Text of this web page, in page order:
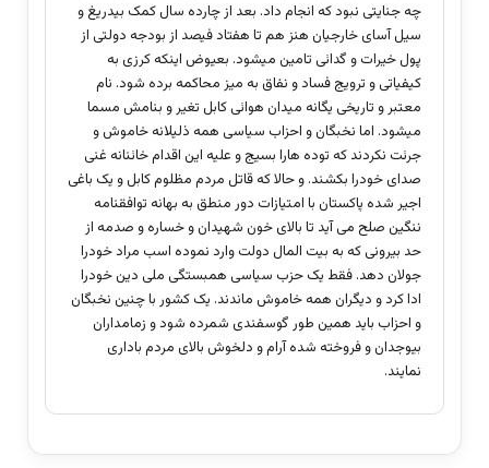
چه جنایتی نبود که انجام داد. بعد از چارده سال کمک بیدریغ و
سیل آسای خارجیان هنز هم تا هفتاد فیصد از بودجه دولتی از
پول خیرات و گدائی تامین میشود. بعیوض اینکه کرزی به
کیفیاتی و ترویج فساد و نفاق به میز محاکمه برده شود. نام
معتبر و تاریخی یگانه میدان هوائی کابل تغیر و بنامش مسما
میشود. اما نخبگان و احزاب سیاسی همه ذلیلانه خاموش و
جرئت نکردند که توده هارا بسیج و علیه این اقدام خائنانه غنی
صدای خودرا بکشند. و حالا که قاتل مردم مظلوم کابل و یک باغی
اجیر شده پاکستان با امتیازات دور منطق به بهانه توافقنامه
ننگین صلح می آید تا بالای خون شهیدان و خساره و صدمه از
حد بیرونی که به بیت المال دولت وارد نموده اسب مراد خودرا
جولان دهد. فقط یک حزب سیاسی همبستگی ملی دین خودرا
ادا کرد و دیگران همه خاموش ماندند. یک کشور با چنین نخبگان
و احزاب باید همین طور گوسفندی شمرده شود و زمامداران
بیوجدان و فروخته شده آرام و دلخوش بالای مردم باداری
نمایند.